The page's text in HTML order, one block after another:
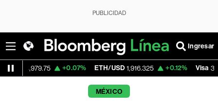
PUBLICIDAD
Ingresar
+0.07% ETH/USD 1,916.325 +0.12% Visa 362.50 -
MÉXICO